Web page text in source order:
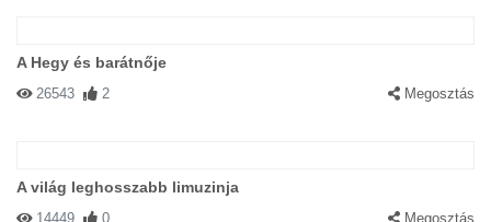
A Hegy és barátnője
26543 2 Megosztás
A világ leghosszabb limuzinja
14449 0 Megosztás